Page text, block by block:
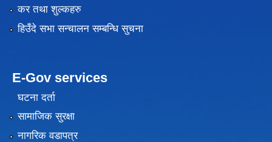
कर तथा शुल्कहरु
हिउँदे सभा सन्चालन सम्बन्धि सुचना
E-Gov services
घटना दर्ता
सामाजिक सुरक्षा
नागरिक वडापत्र